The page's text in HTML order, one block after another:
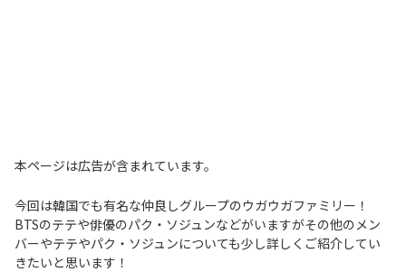
本ページは広告が含まれています。
今回は韓国でも有名な仲良しグループのウガウガファミリー！
BTSのテテや俳優のパク・ソジュンなどがいますがその他のメン
バーやテテやパク・ソジュンについても少し詳しくご紹介してい
きたいと思います！